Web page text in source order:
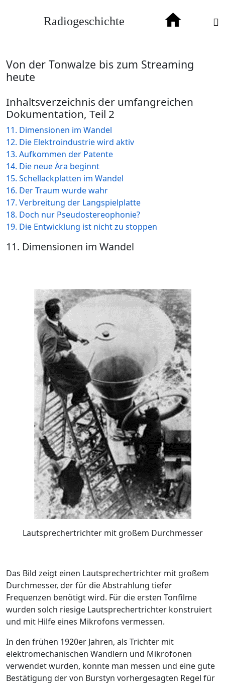
Radiogeschichte
Von der Tonwalze bis zum Streaming
heute
Inhaltsverzeichnis der umfangreichen
Dokumentation, Teil 2
11. Dimensionen im Wandel
12. Die Elektroindustrie wird aktiv
13. Aufkommen der Patente
14. Die neue Ära beginnt
15. Schellackplatten im Wandel
16. Der Traum wurde wahr
17. Verbreitung der Langspielplatte
18. Doch nur Pseudostereophonie?
19. Die Entwicklung ist nicht zu stoppen
11. Dimensionen im Wandel
Lautsprechertrichter mit großem Durchmesser
Das Bild zeigt einen Lautsprechertrichter mit großem
Durchmesser, der für die Abstrahlung tiefer
Frequenzen benötigt wird. Für die ersten Tonfilme
wurden solch riesige Lautsprechertrichter konstruiert
und mit Hilfe eines Mikrofons vermessen.
In den frühen 1920er Jahren, als Trichter mit
elektromechanischen Wandlern und Mikrofonen
verwendet wurden, konnte man messen und eine gute
Bestätigung der von Burstyn vorhergesagten Regel für